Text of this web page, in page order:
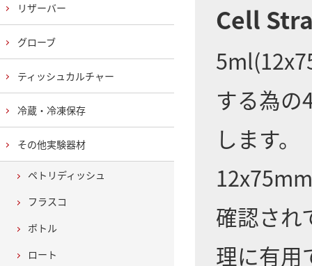
Cell
する為
します。
確認され
理に有用
リザーバー
グローブ
ティッシュカルチャー
冷蔵・冷凍保存
その他実験器材
ペトリディッシュ
フラスコ
ボトル
ロート